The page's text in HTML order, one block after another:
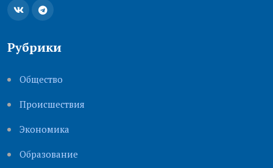
Рубрики
Общество
Происшествия
Экономика
Образование